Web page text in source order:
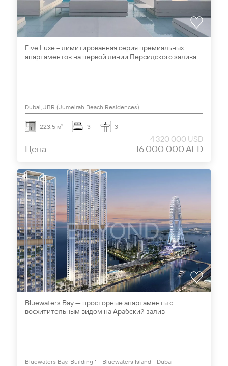
Five Luxe – лимитированная серия премиальных
апартаментов на первой линии Персидского залива
Dubai, JBR (Jumeirah Beach Residences)
223.5 м² 3 3
Цена
4 320 000 USD
16 000 000 AED
Bluewaters Bay — просторные апартаменты с
восхитительным видом на Арабский залив
Bluewaters Bay, Building 1 - Bluewaters Island - Dubai